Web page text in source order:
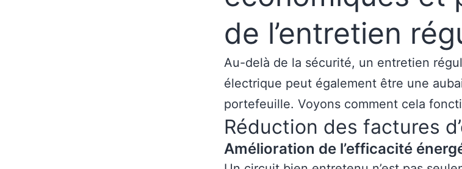
de l’entretien
Au-delà de la sécurité, un entretien
électrique peut également être une
portefeuille. Voyons comment cela
Réduction des factures
Amélioration de l’efficacité